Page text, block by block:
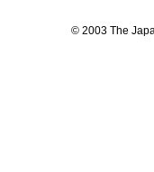
© 2003 The